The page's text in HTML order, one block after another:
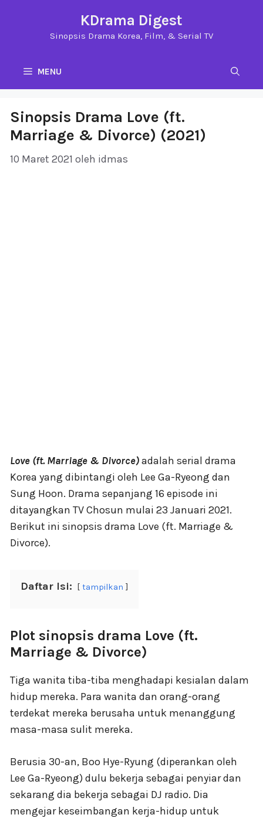
KDrama Digest
Sinopsis Drama Korea, Film, & Serial TV
MENU
Sinopsis Drama Love (ft.
Marriage & Divorce) (2021)
10 Maret 2021 oleh idmas
Love (ft. Marriage & Divorce)adalah serial drama
Korea yang dibintangi oleh Lee Ga-Ryeong dan
Sung Hoon. Drama sepanjang 16 episode ini
ditayangkan TV Chosun mulai 23 Januari 2021.
Berikut ini sinopsis drama Love (ft. Marriage &
Divorce).
Daftar Isi: tampilkan
Plot sinopsis drama Love (ft.
Marriage & Divorce)
Tiga wanita tiba-tiba menghadapi kesialan dalam
hidup mereka. Para wanita dan orang-orang
terdekat mereka berusaha untuk menanggung
masa-masa sulit mereka.
Berusia 30-an, Boo Hye-Ryung (diperankan oleh
Lee Ga-Ryeong) dulu bekerja sebagai penyiar dan
sekarang dia bekerja sebagai DJ radio. Dia
mengejar keseimbangan kerja-hidup untuk